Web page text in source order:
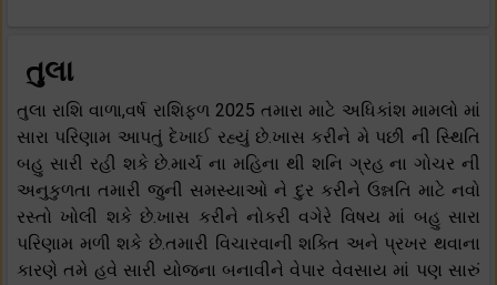
તુલા
તુલા રાશિ વાળા,વર્ષ રાશિફળ 2025 તમારા માટે અધિકાંશ મામલો માં
સારા પરિણામ આપતું દેખાઈ રહ્યું છે.ખાસ કરીને મે પછી ની સ્થિતિ
બહુ સારી રહી શકે છે.માર્ચ ના મહિના થી શનિ ગ્રહ ના ગોચર ની
અનુકુળતા તમારી જુની સમસ્યાઓ ને દુર કરીને ઉન્નતિ માટે નવો
રસ્તો ખોલી શકે છે.ખાસ કરીને નોકરી વગેરે વિષય માં બહુ સારા
પરિણામ મળી શકે છે.તમારી વિચારવાની શક્તિ અને પ્રખર થવાના
કારણે તમે હવે સારી યોજના બનાવીને વેપાર વેવસાય માં પણ સારું